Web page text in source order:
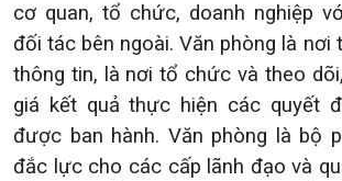
cơ quan, tổ chức, doanh nghiệp
đối tác bên ngoài. Văn phòng là nơi
thông tin, là nơi tổ chức và theo
giá kết quả thực hiện các quyết
được ban hành. Văn phòng là bộ
đắc lực cho các cấp lãnh đạo và